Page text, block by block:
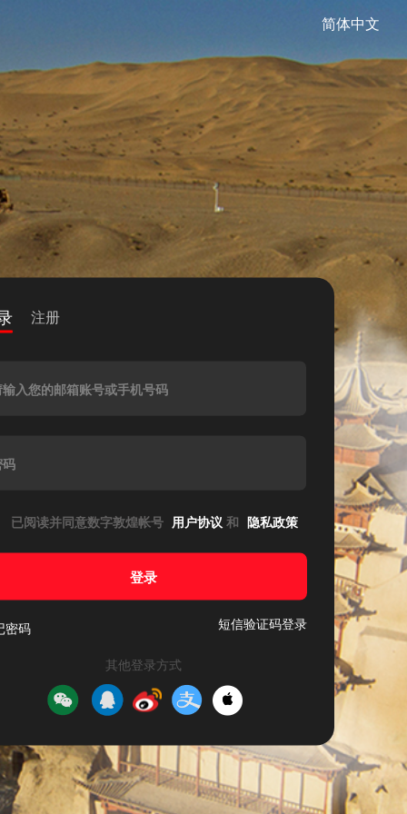
简体中文
注册
入您的邮箱账号或手机号码
已阅读并同意数字敦煌帐号 用户协议 和 隐私政策
登录
密码 短信验证码登录
其他登录方式